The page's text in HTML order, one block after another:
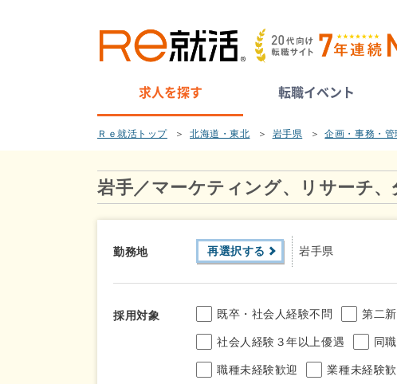
求人を探す 転職イベント
Ｒｅ就活トップ 北海道・東北 岩手県 企画・事務・管
岩手／マーケティング、リサーチ
勤務地 再選択する 岩手県
採用対象 既卒・社会人経験不問 第二
社会人経験３年以上優遇 同
職種未経験歓迎 業種未経験